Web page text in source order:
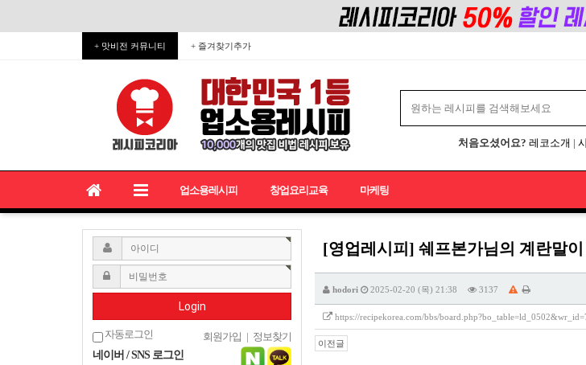
+ 맛비전 커뮤니티 + 즐겨찾기추가
처음오셨어요? 레코소개 |
업소용레시피 창업요리교육 마케팅
Login
자동로그인 회원가입 | 정보찾기
네이버 / SNS 로그인
[영업레시피] 쉐프본가님의 계란말이
hodori 2025-02-20 (목) 21:38 3137
https://recipekorea.com/bbs/
이전글